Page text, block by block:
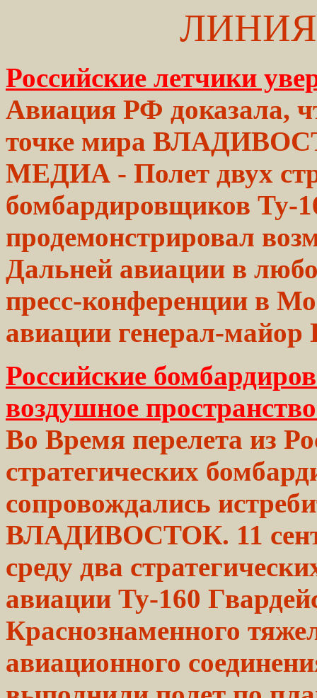
Российские летчики
Авиация РФ доказала,
точке мира
МЕДИА - Полет двух
бомбардировщиков Ту-
продемонстрировал
Дальней авиации в
пресс-конференции в
авиации генерал-майор
Российские
воздушное
Во Время перелета из
стратегических
сопровождались
ВЛАДИВОСТОК. 11
среду два
авиации Ту-160
Краснознаменного
авиационного